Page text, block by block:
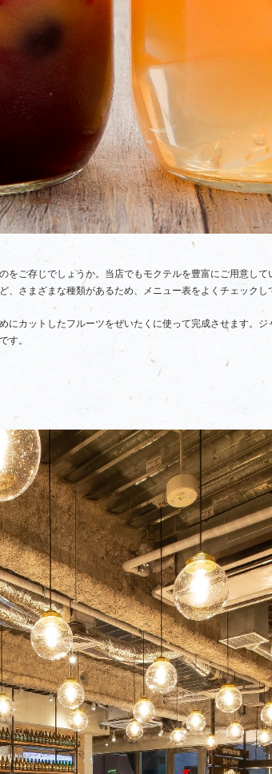
をご存じでしょうか。当店でもモクテルを豊富にご用意し
さまざまな種類があるため、メニュー表をよくチェックし
にカットしたフルーツをぜいたくに使って完成させます。
す。